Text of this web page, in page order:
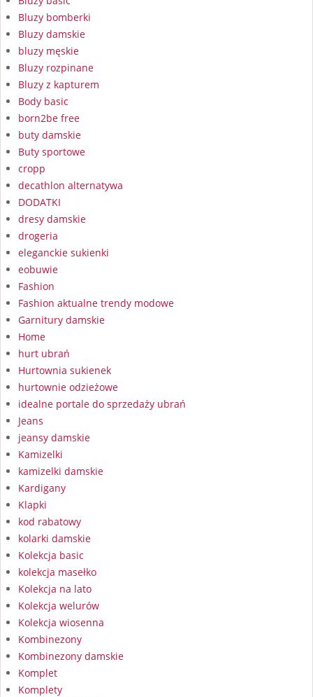
Bluzy bomberki
Bluzy damskie
bluzy męskie
Bluzy rozpinane
Bluzy z kapturem
Body basic
born2be free
buty damskie
Buty sportowe
cropp
decathlon alternatywa
DODATKI
dresy damskie
drogeria
eleganckie sukienki
eobuwie
Fashion
Fashion aktualne trendy modowe
Garnitury damskie
Home
hurt ubrań
Hurtownia sukienek
hurtownie odzieżowe
idealne portale do sprzedaży ubrań
Jeans
jeansy damskie
Kamizelki
kamizelki damskie
Kardigany
Klapki
kod rabatowy
kolarki damskie
Kolekcja basic
kolekcja masełko
Kolekcja na lato
Kolekcja welurów
Kolekcja wiosenna
Kombinezony
Kombinezony damskie
Komplet
Komplety